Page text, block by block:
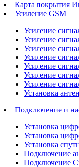
Карта покрытия
Усиление GSM
Усиление
Усиление
Усиление
Усиление
Усиление
Усиление
Усиление
Установка
Подключение и
Установка
Установка
Установка
Подключение
Подключение